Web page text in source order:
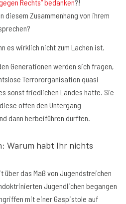
Rechts“ bedanken?!
diesem Zusammenhang von ihrem
es wirklich nicht zum Lachen ist.
Generationen werden sich fragen,
Terrororganisation quasi
sonst friedlichen Landes hatte. Sie
offen den Untergang
dann herbeiführen durften.
Warum habt Ihr nichts
über das Maß von Jugendstreichen
Jugendlichen begangen
mit einer Gaspistole auf